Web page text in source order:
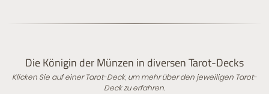
Die Königin der Münzen in diversen Tarot-Decks
Klicken Sie auf einer Tarot-Deck, um mehr über den jeweiligen Tarot-
Deck zu erfahren.